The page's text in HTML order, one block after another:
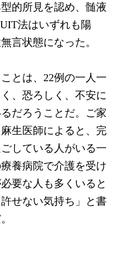
的所見を認め、髄液
法はいずれも陽
言状態になった。
とは、22例の一人一
、恐ろしく、不安に
だろうことだ。ご家
生医師によると、完
している人がいる一
養病院で介護を受け
要な人も多くいると
せない気持ち」と書